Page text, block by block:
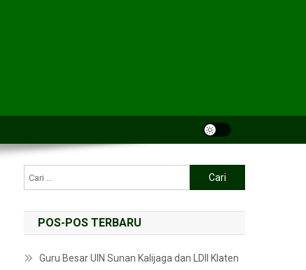
POS-POS TERBARU
Guru Besar UIN Sunan Kalijaga dan LDII Klaten